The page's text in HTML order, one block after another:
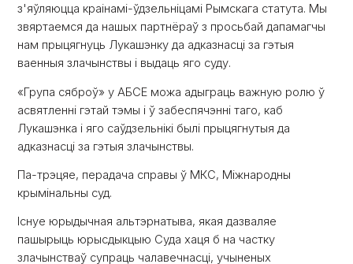
з'яўляюцца краінамі-ўдзельніцамі Рымскага статута. Мы
звяртаемся да нашых партнёраў з просьбай дапамагчы
нам прыцягнуць Лукашэнку да адказнасці за гэтыя
ваенныя злачынствы і выдаць яго суду.
«Група сяброў» у АБСЕ можа адыграць важную ролю ў
асвятленні гэтай тэмы і ў забеспячэнні таго, каб
Лукашэнка і яго саўдзельнікі былі прыцягнутыя да
адказнасці за гэтыя злачынствы.
Па-трэцяе, перадача справы ў МКС, Міжнародны
крымінальны суд.
Існуе юрыдычная альтэрнатыва, якая дазваляе
пашырыць юрысдыкцыю Суда хаця б на частку
злачынстваў супраць чалавечнасці, учыненых